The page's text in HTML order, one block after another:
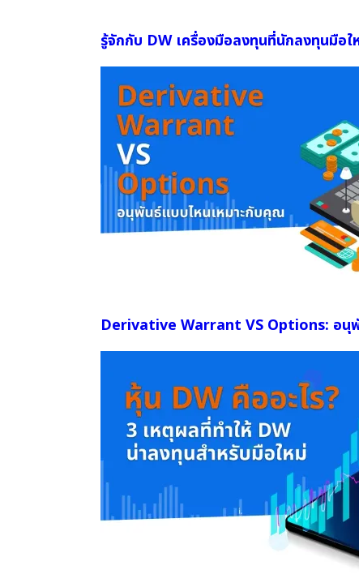
รู้จักกับ DW เครื่องมือลงทุนที่นักลงทุนมือใ
Derivative Warrant VS Options: อนุ